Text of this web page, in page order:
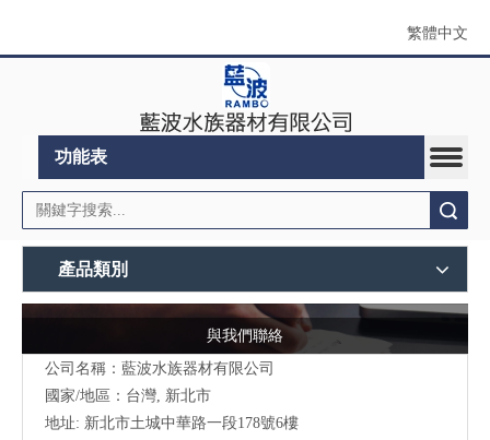
繁體中文
功能表
產品類別
與我們聯絡
公司名稱：藍波水族器材有限公司
國家/地區：台灣, 新北市
地址: 新北市土城中華路一段178號6樓